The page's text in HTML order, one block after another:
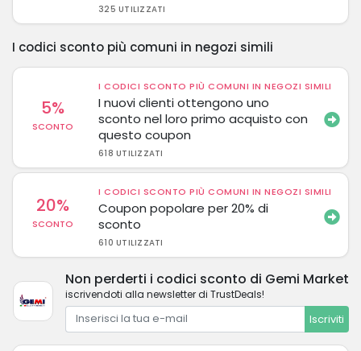
325 UTILIZZATI
I codici sconto più comuni in negozi simili
5%
SCONTO
I CODICI SCONTO PIÙ COMUNI IN NEGOZI SIMILI
I nuovi clienti ottengono uno
sconto nel loro primo acquisto con
questo coupon
618 UTILIZZATI
20%
SCONTO
I CODICI SCONTO PIÙ COMUNI IN NEGOZI SIMILI
Coupon popolare per 20% di
sconto
610 UTILIZZATI
Non perderti i codici sconto di Gemi Market
iscrivendoti alla newsletter di TrustDeals!
Iscriviti